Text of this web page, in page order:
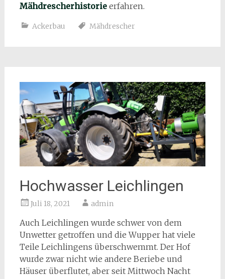
Mähdrescherhistorieerfahren.
Ackerbau Mähdrescher
Hochwasser Leichlingen
Juli 18, 2021 admin
Auch Leichlingen wurde schwer von dem
Unwetter getroffen und die Wupper hat viele
Teile Leichlingens überschwemmt. Der Hof
wurde zwar nicht wie andere Beriebe und
Häuser überflutet, aber seit Mittwoch Nacht